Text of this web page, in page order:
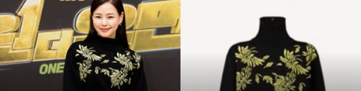
수
해
라
김